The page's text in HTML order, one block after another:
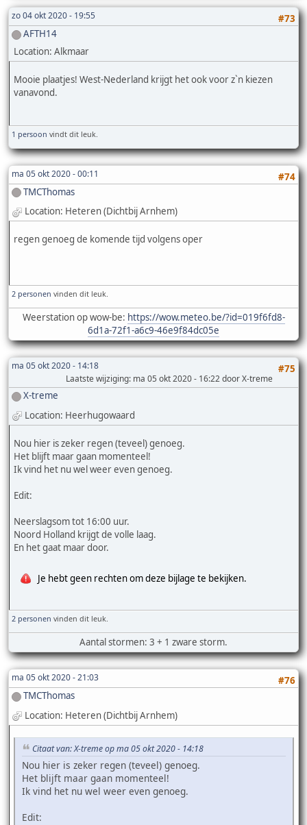
zo 04 okt 2020 - 19:55
#73
AFTH14
Location: Alkmaar
Mooie plaatjes! West-Nederland krijgt het ook voor z`n kiezen
vanavond.
1 persoon vindt dit leuk.
ma 05 okt 2020 - 00:11
#74
TMCThomas
Location: Heteren (Dichtbij Arnhem)
regen genoeg de komende tijd volgens oper
2 personen vinden dit leuk.
Weerstation op wow-be: https://wow.meteo.be/?id=019f6fd8-
6d1a-72f1-a6c9-46e9f84dc05e
ma 05 okt 2020 - 14:18 #75
Laatste wijziging: ma 05 okt 2020 - 16:22 door X-treme
X-treme
Location: Heerhugowaard
Nou hier is zeker regen (teveel) genoeg.
Het blijft maar gaan momenteel!
Ik vind het nu wel weer even genoeg.
Edit:
Neerslagsom tot 16:00 uur.
Noord Holland krijgt de volle laag.
En het gaat maar door.
Je hebt geen rechten om deze bijlage te bekijken.
2 personen vinden dit leuk.
Aantal stormen: 3 + 1 zware storm.
ma 05 okt 2020 - 21:03
#76
TMCThomas
Location: Heteren (Dichtbij Arnhem)
Citaat van: X-treme op ma 05 okt 2020 - 14:18
Nou hier is zeker regen (teveel) genoeg.
Het blijft maar gaan momenteel!
Ik vind het nu wel weer even genoeg.
Edit: